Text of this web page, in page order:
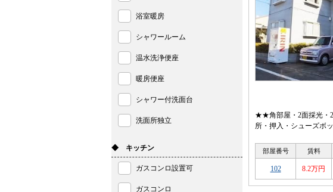
★★角部屋・2面採光・2
所・押入・シューズボ
部屋番号 賃料
102 8.2万円
浴室暖房
シャワールーム
温水洗浄便座
暖房便座
シャワー付洗面台
洗面所独立
◆ キッチン
ガスコンロ設置可
ガスコンロ